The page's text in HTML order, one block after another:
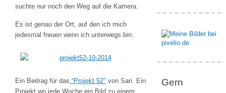
suchte nur noch den Weg auf die Kamera.
Es ist genau der Ort, auf den ich mich
jedesmal freuen wenn ich unterwegs bin:
Ein Beitrag für das “Projekt 52″ von Sari. Ein
Projekt wo jede Woche ein Bild zu einem
Gern